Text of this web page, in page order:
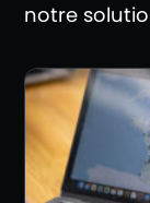
notre